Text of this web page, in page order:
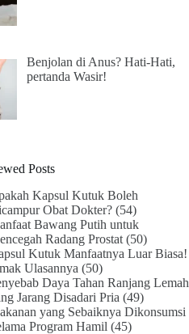
Benjolan di Anus? Hati-Hati,
pertanda Wasir!
Posts
Kapsul Kutuk Boleh
Obat Dokter? (54)
Bawang Putih untuk
Radang Prostat (50)
Kutuk Manfaatnya Luar Biasa!
Ulasannya (50)
Daya Tahan Ranjang Lemah
Jarang Disadari Pria (49)
yang Sebaiknya Dikonsumsi
Program Hamil (45)